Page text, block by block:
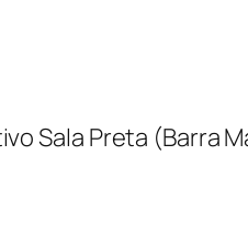
Sala Preta (Barra